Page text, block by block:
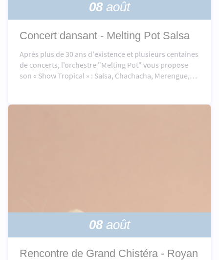
08août
Concert dansant - Melting Pot Salsa
Après plus de 30 ans d'existence et plusieurs centaines
de concerts, l’orchestre "Melting Pot" vous propose
son « Show Tropical » : Salsa, Chachacha, Merengue,
08août
Rencontre de Grand Chistéra - Royan